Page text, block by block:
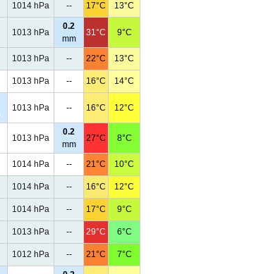
1014 hPa -- 17°C 13°C
1013 hPa
0.2
mm
31°C 9°C
1013 hPa -- 22°C 13°C
1013 hPa -- 16°C 14°C
1013 hPa -- 16°C 12°C
1013 hPa
0.2
mm
27°C 8°C
1014 hPa -- 21°C 10°C
1014 hPa -- 16°C 12°C
1014 hPa -- 17°C 9°C
1013 hPa -- 29°C 6°C
1012 hPa -- 21°C 7°C